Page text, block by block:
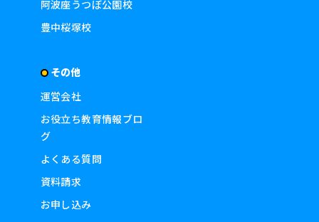
阿波座うつぼ公園校
豊中桜塚校
その他
運営会社
お役立ち教育情報ブロ
グ
よくある質問
資料請求
お申し込み